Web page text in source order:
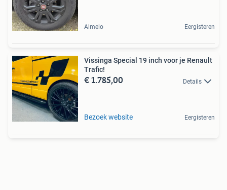
Almelo Eergisteren
Vissinga Special 19 inch voor je Renault
Trafic!
€ 1.785,00 Details
Bezoek website Eergisteren